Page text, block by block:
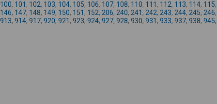
100, 101 , 102, 103, 104, 105, 106, 107, 108, 110, 111 , 112, 113, 114, 115
146, 147, 148, 149, 150, 151 , 152, 206, 240, 241 , 242, 243, 244, 245, 246
913, 914, 917, 920, 921 , 923, 924, 927, 928, 930, 931 , 933, 937, 938, 945